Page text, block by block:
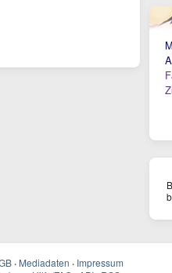
· Mediadaten · Impressum